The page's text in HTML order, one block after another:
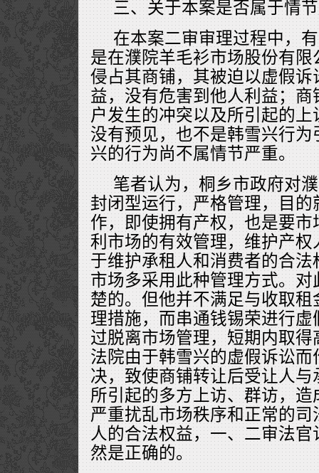
三、关于本案是否属于情
在本案二审审理过程中，
是在濮院羊毛衫市场股份有
侵占其商铺，其被迫以虚假
益，没有危害到他人利益；
户发生的冲突以及所引起的
没有预见，也不是韩雪兴行
兴的行为尚不属情节严重。
笔者认为，桐乡市政府对
封闭型运行，严格管理，目
作，即使拥有产权，也是要
利市场的有效管理，维护产
于维护承租人和消费者的合
市场多采用此种管理方式。
楚的。但他并不满足与收取
理措施，而串通钱锡荣进行
过脱离市场管理，短期内取
法院由于韩雪兴的虚假诉讼
决，致使商铺转让后受让人
所引起的多方上访、群访，
严重扰乱市场秩序和正常的
人的合法权益，一、二审法
然是正确的。